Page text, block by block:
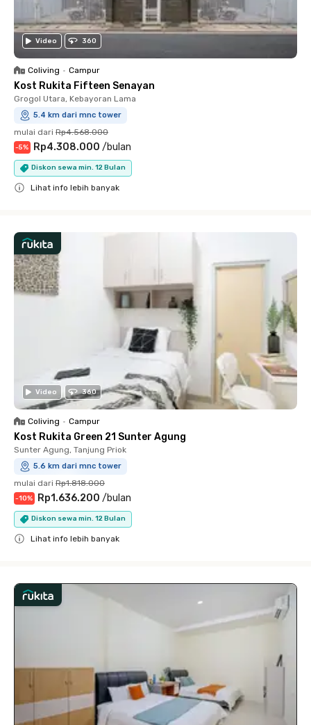
Video 360
Coliving • Campur
Kost Rukita Fifteen Senayan
Grogol Utara, Kebayoran Lama
5.4 km dari mnc tower
mulai dari Rp4.568.000
-5% Rp4.308.000 /bulan
Diskon sewa min. 12 Bulan
Lihat info lebih banyak
Video 360
Coliving • Campur
Kost Rukita Green 21 Sunter Agung
Sunter Agung, Tanjung Priok
5.6 km dari mnc tower
mulai dari Rp1.818.000
-10% Rp1.636.200 /bulan
Diskon sewa min. 12 Bulan
Lihat info lebih banyak